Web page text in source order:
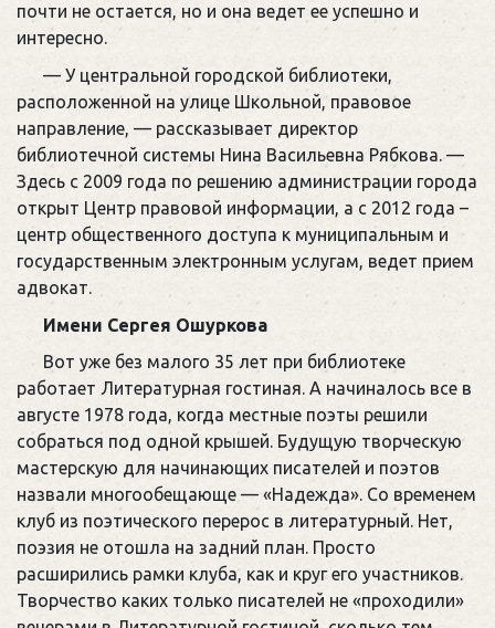
почти не остается, но и она ведет ее успешно и
интересно.
— У центральной городской библиотеки,
расположенной на улице Школьной, правовое
направление, — рассказывает директор
библиотечной системы Нина Васильевна Рябкова.—
Здесь с 2009 года по решению администрации города
открыт Центр правовой информации, а с 2012 года –
центр общественного доступа к муниципальным и
государственным электронным услугам, ведет прием
адвокат.
Имени Сергея Ошуркова
Вот уже без малого 35 лет при библиотеке
работает Литературная гостиная. А начиналось все в
августе 1978 года, когда местные поэты решили
собраться под одной крышей. Будущую творческую
мастерскую для начинающих писателей и поэтов
назвали многообещающе — «Надежда». Со временем
клуб из поэтического перерос в литературный. Нет,
поэзия не отошла на задний план. Просто
расширились рамки клуба, как и круг его участников.
Творчество каких только писателей не «проходили»